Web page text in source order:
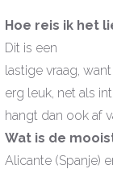
Hoe reis ik het
Dit is een
lastige vraag,
erg leuk, net als
hangt dan ook af
Wat is de
Alicante (Spanje)